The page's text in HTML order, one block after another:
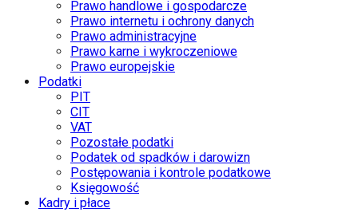
Prawo handlowe i gospodarcze
Prawo internetu i ochrony danych
Prawo administracyjne
Prawo karne i wykroczeniowe
Prawo europejskie
Podatki
PIT
CIT
VAT
Pozostałe podatki
Podatek od spadków i darowizn
Postępowania i kontrole podatkowe
Księgowość
Kadry i płace